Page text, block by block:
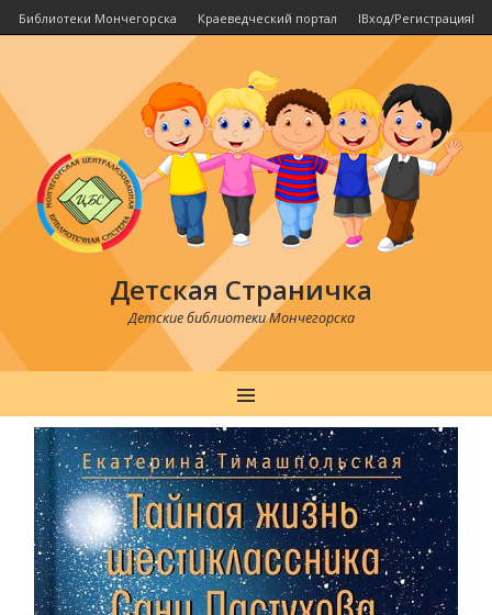
Библиотеки Мончегорска Краеведческий портал IВход/РегистрацияI
Детская Страничка
Детские библиотеки Мончегорска
MENU
Post
navigation